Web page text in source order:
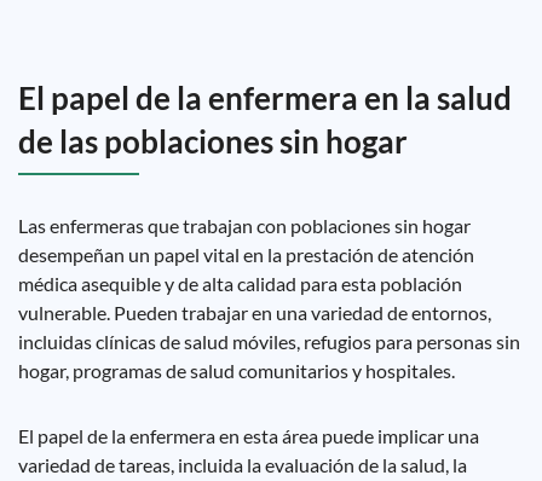
El papel de la enfermera en la salud
de las poblaciones sin hogar
Las enfermeras que trabajan con poblaciones sin hogar
desempeñan un papel vital en la prestación de atención
médica asequible y de alta calidad para esta población
vulnerable. Pueden trabajar en una variedad de entornos,
incluidas clínicas de salud móviles, refugios para personas sin
hogar, programas de salud comunitarios y hospitales.
El papel de la enfermera en esta área puede implicar una
variedad de tareas, incluida la evaluación de la salud, la